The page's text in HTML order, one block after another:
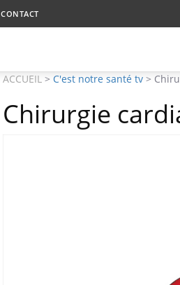
CONTACT
ACCUEIL > C'est notre santé tv >
Chirurgie